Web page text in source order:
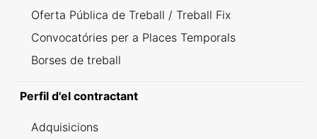
Oferta Pública de Treball / Treball Fix
Convocatóries per a Places Temporals
Borses de treball
Perfil d'el contractant
Adquisicions